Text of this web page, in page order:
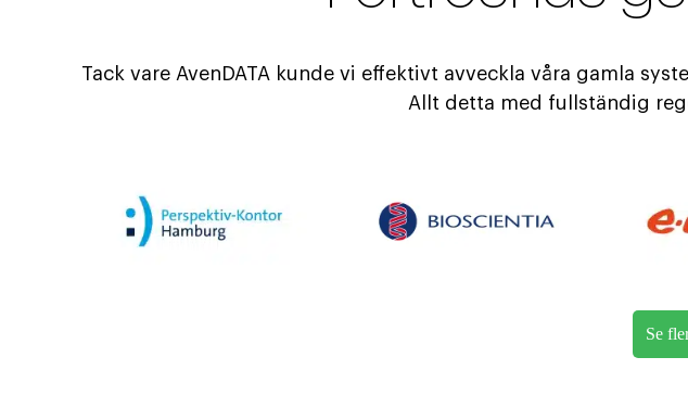
Tack vare AvenDATA kunde vi effektivt avveckla våra gamla
Allt detta med fullständig
Se